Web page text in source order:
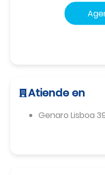
Atiende en
Genaro Lisboa